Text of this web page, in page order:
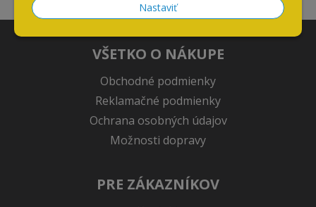
Nastaviť
VŠETKO O NÁKUPE
Obchodné podmienky
Reklamačné podmienky
Ochrana osobných údajov
Možnosti dopravy
PRE ZÁKAZNÍKOV